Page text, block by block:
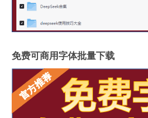
免费可商用字体批量下载